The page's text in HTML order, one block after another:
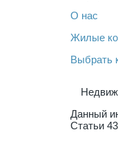
О нас
Жилые
Выбрать
Данный
Статьи